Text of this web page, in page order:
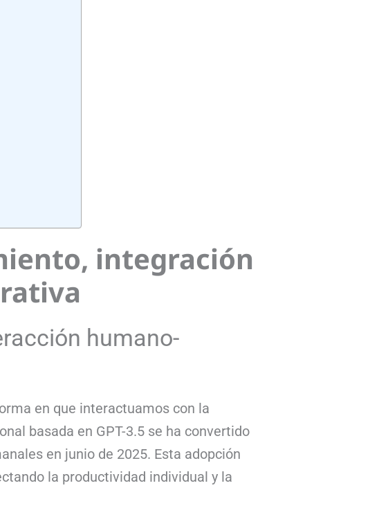
integración
humano-
en que interactuamos con la
basada en GPT-3.5 se ha convertido
en junio de 2025. Esta adopción
la productividad individual y la